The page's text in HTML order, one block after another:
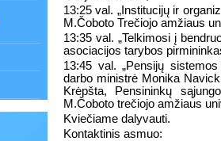
13:25 val. „Institucijų ir
M.Čoboto Trečiojo amžiaus
13:35 val. „Telkimosi į
asociacijos tarybos
13:45 val. „Pensijų
darbo ministrė Monika
Krėpšta, Pensininkų
M.Čoboto trečiojo amžiaus
Kviečiame dalyvauti.
Kontaktinis asmuo: